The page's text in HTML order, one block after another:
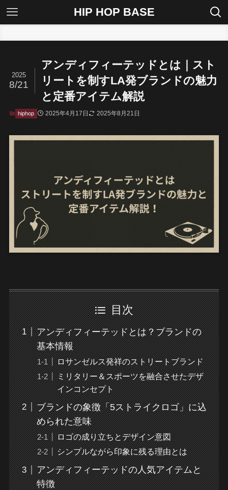
HIP HOP BASE
アンディフィーテッドとは｜スト
リートを制すLA発ブランドの魅力
と定番アイテム解説
2025
8/21
hiphop 2025年4月17日 2025年8月21日
目次
アンディフィーテッドとは？ブランドの
基本情報
ロサンゼルス発祥のストリートブランド
ミリタリー＆スポーツを融合させたデザ
インコンセプト
ブランドの象徴「5ストライクロゴ」に込
められた意味
ロゴの成り立ちとデザイン意図
シンプルながら印象に残る理由とは
アンディフィーテッドの人気アイテムと
特徴